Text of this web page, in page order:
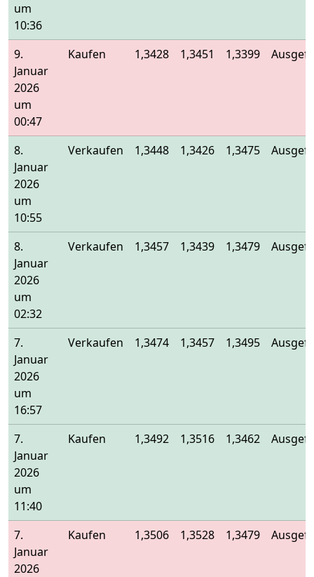
um
10:36
9.
Januar
2026
um
00:47
Kaufen 1,3428 1,3451 1,3399
8.
Januar
2026
um
10:55
Verkaufen 1,3448 1,3426 1,3475
8.
Januar
2026
um
02:32
Verkaufen 1,3457 1,3439 1,3479
7.
Januar
2026
um
16:57
Verkaufen 1,3474 1,3457 1,3495
7.
Januar
2026
um
11:40
Kaufen 1,3492 1,3516 1,3462
7.
Januar
2026
Kaufen 1,3506 1,3528 1,3479